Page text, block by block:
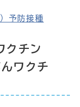
予防接種
クチン
んワクチ